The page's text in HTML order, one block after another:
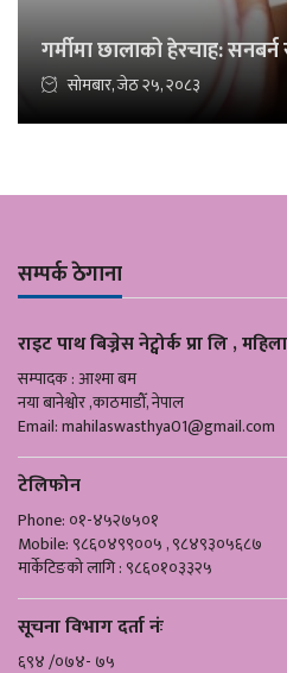
गर्मीमा छालाको हेरचाह:
सोमबार, जेठ २५, २०८३
सम्पर्क ठेगाना
राइट पाथ बिज्नेस नेट्वोर्क प्रा लि ,
सम्पादक : आश्मा बम
नया बानेश्वोर ,काठमाडौँ, नेपाल
Email:mahilaswasthya01@gmail.com
टेलिफोन
Phone: ०१-४५२७५०१
Mobile: ९८६०४९९००५ , ९८४९३०५६८७
मार्केटिङको लागि : ९८६०१०३३२५
सूचना विभाग दर्ता नंः
६९४ /०७४- ७५